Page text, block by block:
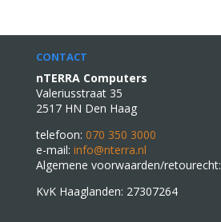
CONTACT
nTERRA Computers
Valeriusstraat 35
2517 HN Den Haag
telefoon: 070 350 3000
e-mail: info@nterra.nl
Algemene voorwaarden/retourecht:
KvK Haaglanden: 27307264